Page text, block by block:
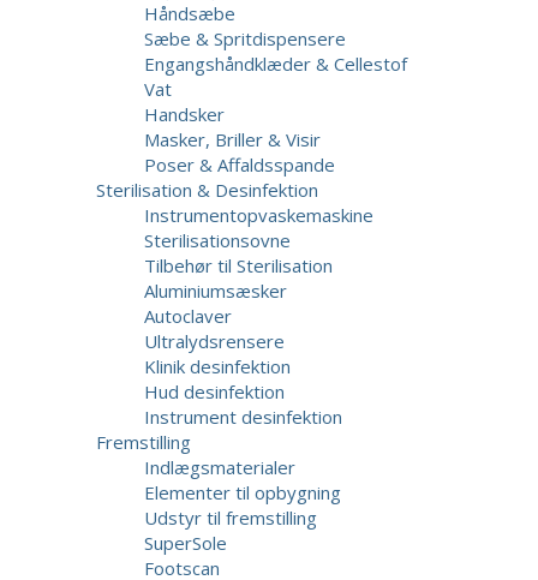
Håndsæbe
Sæbe & Spritdispensere
Engangshåndklæder & Cellestof
Vat
Handsker
Masker, Briller & Visir
Poser & Affaldsspande
Sterilisation & Desinfektion
Instrumentopvaskemaskine
Sterilisationsovne
Tilbehør til Sterilisation
Aluminiumsæsker
Autoclaver
Ultralydsrensere
Klinik desinfektion
Hud desinfektion
Instrument desinfektion
Fremstilling
Indlægsmaterialer
Elementer til opbygning
Udstyr til fremstilling
SuperSole
Footscan